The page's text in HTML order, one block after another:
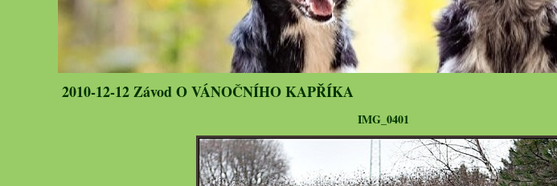
2010-12-12 Závod O VÁNOČNÍHO KAPŘÍKA
IMG_0401